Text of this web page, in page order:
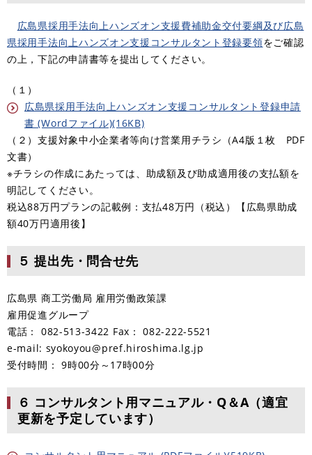
広島県採用手法向上ハンズオン支援費補助金交付要綱及び広島
県採用手法向上ハンズオン支援コンサルタント登録要領をご確認
の上，下記の申請書等を提出してください。
（１）
広島県採用手法向上ハンズオン支援コンサルタント登録申請
書 (Wordファイル)(16KB)
（２）支援対象中小企業者等向け営業用チラシ（A4版１枚 PDF
文書）
※チラシの作成にあたっては、助成額及び助成適用後の支払額を
明記してください。
税込88万円プランの記載例：支払48万円（税込）【広島県助成
額40万円適用後】
５ 提出先・問合せ先
広島県 商工労働局 雇用労働政策課
雇用促進グループ
電話： 082-513-3422 Fax： 082-222-5521
e-mail: syokoyou@pref.hiroshima.lg.jp
受付時間： 9時00分～17時00分
６ コンサルタント用マニュアル・Q＆A（適宜
更新を予定しています）